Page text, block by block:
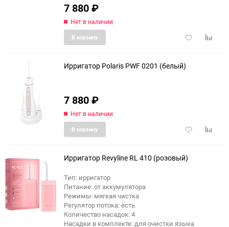
7 880₽
Нет в наличии
Добавить
В корзину
еще 12 фото
Ирригатор Polaris PWF 0201 (белый)
7 880₽
Нет в наличии
Добавить
В корзину
еще 4 фото
Ирригатор Revyline RL 410 (розовый)
Тип: ирригатор
Питание: от аккумулятора
Режимы: мягкая чистка
Регулятор потока: есть
Количество насадок: 4
Насадки в комплекте: для очистки языка